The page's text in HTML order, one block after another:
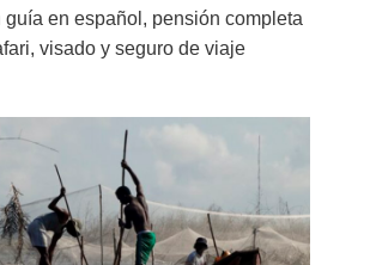
guía en español, pensión completa
visado y seguro de viaje